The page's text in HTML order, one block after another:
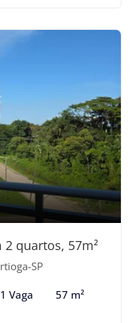
quartos, 57m²
SP
1 Vaga 57 m²